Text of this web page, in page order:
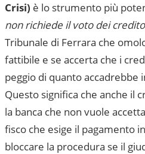
Crisi) è lo strumento più
non richiede il voto dei
Tribunale di Ferrara che
fattibile e se accerta che i
peggio di quanto accadrebbe
Questo significa che anche il
la banca che non vuole
fisco che esige il pagamento
bloccare la procedura se il